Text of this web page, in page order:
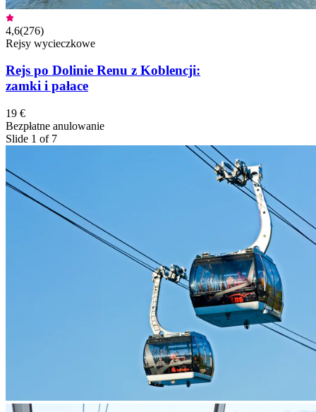
4,6(276)
Rejsy wycieczkowe
Rejs po Dolinie Renu z Koblencji:
zamki i pałace
19 €
Bezpłatne anulowanie
Slide 1 of 7